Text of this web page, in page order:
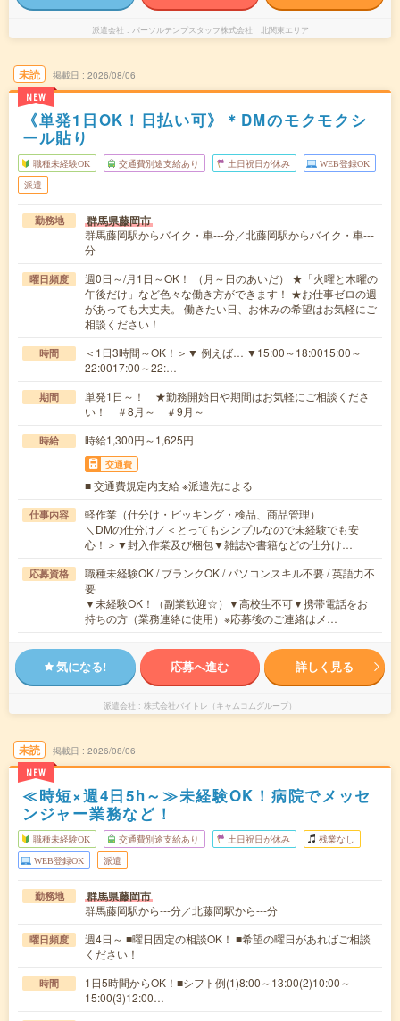
派遣会社 パーソルテンプスタッフ株式会社 北関東エリア
未読
NEW
掲載日 2026/08/06
《単発1日OK！日払い可》＊DMのモクモクシ
ール貼り
職種未経験OK 交通費別途支給あり 土日祝日が休み WEB登録OK
派遣
勤務地 群馬県藤岡市
群馬藤岡駅からバイク・車---分／北藤岡駅からバイク・車---
分
曜日頻度
週0日～/月1日～OK！ （月～日のあいだ） ★「火曜と木曜の
午後だけ」など色々な働き方ができます！ ★お仕事ゼロの週
があっても大丈夫。 働きたい日、お休みの希望はお気軽にご
相談ください！
時間
＜1日3時間～OK！＞▼ 例えば… ▼15:00～18:0015:00～
22:0017:00～22:…
期間
単発1日～！ ★勤務開始日や期間はお気軽にご相談くださ
い！ ＃8月～ ＃9月～
時給 時給1,300円～1,625円
交通費
■ 交通費規定内支給 ※派遣先による
仕事内容
軽作業（仕分け・ピッキング・検品、商品管理）
＼DMの仕分け／＜とってもシンプルなので未経験でも安
心！＞▼封入作業及び梱包▼雑誌や書籍などの仕分け…
応募資格
職種未経験OK / ブランクOK / パソコンスキル不要 / 英語力不
要
▼未経験OK！（副業歓迎☆）▼高校生不可▼携帯電話をお
持ちの方（業務連絡に使用）※応募後のご連絡はメ…
気になる! 応募へ進む 詳しく見る
派遣会社 株式会社バイトレ（キャムコムグループ）
未読
NEW
掲載日 2026/08/06
≪時短×週4日5h～≫未経験OK！病院でメッセ
ンジャー業務など！
職種未経験OK 交通費別途支給あり 土日祝日が休み 残業なし
WEB登録OK 派遣
勤務地 群馬県藤岡市
群馬藤岡駅から---分／北藤岡駅から---分
曜日頻度
週4日～ ■曜日固定の相談OK！ ■希望の曜日があればご相談
ください！
時間
1日5時間からOK！■シフト例(1)8:00～13:00(2)10:00～
15:00(3)12:00…